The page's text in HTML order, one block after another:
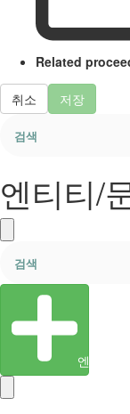
Related
취소 저장
엔티티/
엔티티 생